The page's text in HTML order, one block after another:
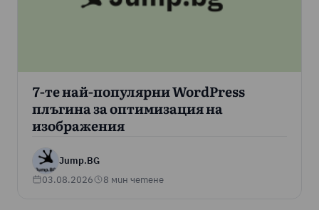
7-те най-популярни WordPress
плъгина за оптимизация на
изображения
Jump.BG
03.08.2026 8 мин четене